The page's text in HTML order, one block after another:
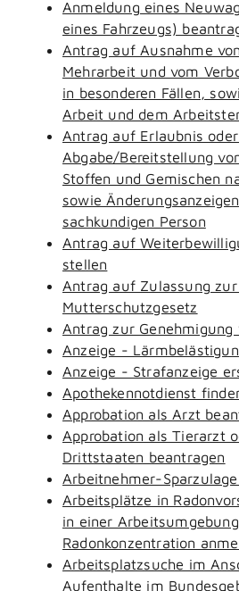
Anmeldung eines
eines Fahrzeugs)
Antrag auf Ausnahme
Mehrarbeit und vom
in besonderen Fällen,
Arbeit und dem
Antrag auf Erlaubnis
Abgabe/Bereitstellung
Stoffen und Gemischen
sowie
sachkundigen Person
Antrag auf
stellen
Antrag auf Zulassung
Mutterschutzgesetz
Antrag zur Genehmigung
Anzeige -
Anzeige - Strafanzeige
Apothekennotdienst
Approbation als Arzt
Approbation als Tierarzt
Drittstaaten beantragen
Arbeitnehmer-
Arbeitsplätze in
in einer
Radonkonzentration
Arbeitsplatzsuche im
Aufenthalte im